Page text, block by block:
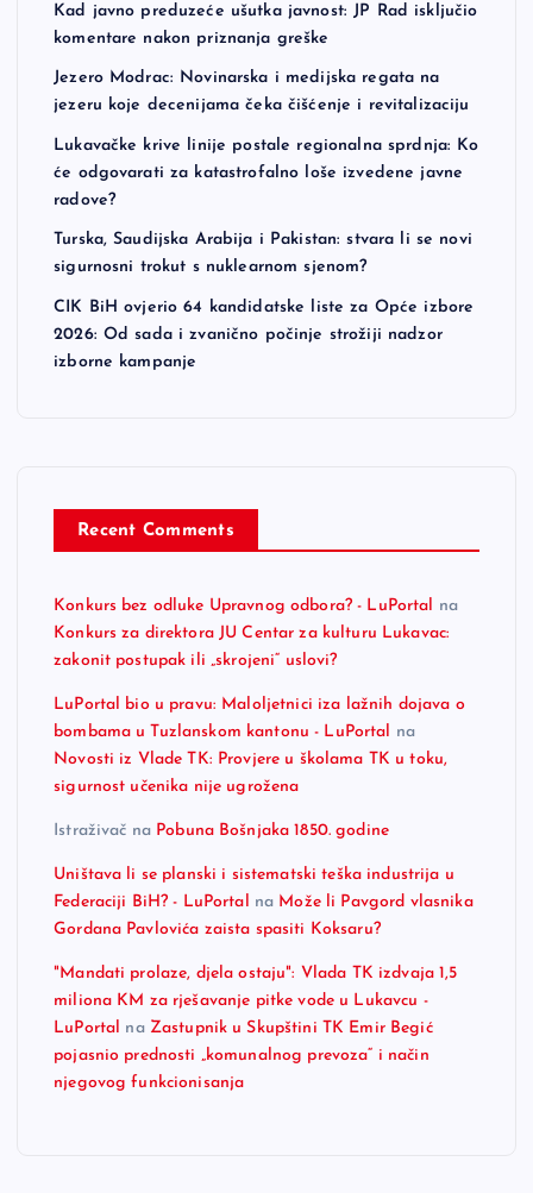
Kad javno preduzeće ušutka javnost: JP Rad isključio
komentare nakon priznanja greške
Jezero Modrac: Novinarska i medijska regata na
jezeru koje decenijama čeka čišćenje i revitalizaciju
Lukavačke krive linije postale regionalna sprdnja: Ko
će odgovarati za katastrofalno loše izvedene javne
radove?
Turska, Saudijska Arabija i Pakistan: stvara li se novi
sigurnosni trokut s nuklearnom sjenom?
CIK BiH ovjerio 64 kandidatske liste za Opće izbore
2026: Od sada i zvanično počinje strožiji nadzor
izborne kampanje
Recent Comments
Konkurs bez odluke Upravnog odbora? - LuPortal
na
Konkurs za direktora JU Centar za kulturu Lukavac:
zakonit postupak ili „skrojeni“ uslovi?
LuPortal bio u pravu: Maloljetnici iza lažnih dojava o
bombama u Tuzlanskom kantonu - LuPortal na
Novosti iz Vlade TK: Provjere u školama TK u toku,
sigurnost učenika nije ugrožena
Istraživač na Pobuna Bošnjaka 1850. godine
Uništava li se planski i sistematski teška industrija u
Federaciji BiH? - LuPortal na Može li Pavgord vlasnika
Gordana Pavlovića zaista spasiti Koksaru?
"Mandati prolaze, djela ostaju": Vlada TK izdvaja 1,5
miliona KM za rješavanje pitke vode u Lukavcu -
LuPortal na Zastupnik u Skupštini TK Emir Begić
pojasnio prednosti „komunalnog prevoza“ i način
njegovog funkcionisanja